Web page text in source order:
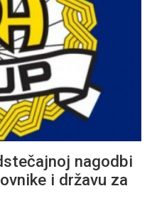
nagodbi
i državu za